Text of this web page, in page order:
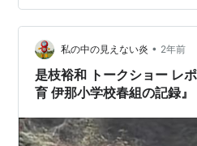
私の中の見えない炎 • 2年前
是枝裕和 トークショー レ
育 伊那小学校春組の記録』